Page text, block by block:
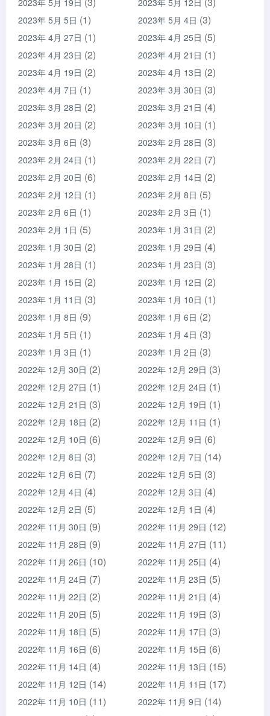
2023年 5月 19日 2023年 5月 12日
2023年 5月 5日 (1) 2023年 5月 4日 (3)
2023年 4月 27日 (1) 2023年 4月 25日 (5)
2023年 4月 23日 (2) 2023年 4月 21日 (1)
2023年 4月 19日 (2) 2023年 4月 13日 (2)
2023年 4月 7日 (1) 2023年 3月 30日 (3)
2023年 3月 28日 (2) 2023年 3月 21日 (4)
2023年 3月 20日 (2) 2023年 3月 10日 (1)
2023年 3月 6日 (3) 2023年 2月 28日 (3)
2023年 2月 24日 (1) 2023年 2月 22日 (7)
2023年 2月 20日 (6) 2023年 2月 14日 (2)
2023年 2月 12日 (1) 2023年 2月 8日 (5)
2023年 2月 6日 (1) 2023年 2月 3日 (1)
2023年 2月 1日 (5) 2023年 1月 31日 (2)
2023年 1月 30日 (2) 2023年 1月 29日 (4)
2023年 1月 28日 (1) 2023年 1月 23日 (3)
2023年 1月 15日 (2) 2023年 1月 12日 (2)
2023年 1月 11日 (3) 2023年 1月 10日 (1)
2023年 1月 8日 (9) 2023年 1月 6日 (2)
2023年 1月 5日 (1) 2023年 1月 4日 (3)
2023年 1月 3日 (1) 2023年 1月 2日 (3)
2022年 12月 30日 (2) 2022年 12月 29日 (3)
2022年 12月 27日 (1) 2022年 12月 24日 (1)
2022年 12月 21日 (3) 2022年 12月 19日 (1)
2022年 12月 18日 (2) 2022年 12月 11日 (1)
2022年 12月 10日 (6) 2022年 12月 9日 (6)
2022年 12月 8日 (3) 2022年 12月 7日 (14)
2022年 12月 6日 (7) 2022年 12月 5日 (3)
2022年 12月 4日 (4) 2022年 12月 3日 (4)
2022年 12月 2日 (5) 2022年 12月 1日 (4)
2022年 11月 30日 (9) 2022年 11月 29日 (12)
2022年 11月 28日 (9) 2022年 11月 27日 (11)
2022年 11月 26日 (10) 2022年 11月 25日 (4)
2022年 11月 24日 (7) 2022年 11月 23日 (5)
2022年 11月 22日 (2) 2022年 11月 21日 (4)
2022年 11月 20日 (5) 2022年 11月 19日 (3)
2022年 11月 18日 (5) 2022年 11月 17日 (3)
2022年 11月 16日 (6) 2022年 11月 15日 (6)
2022年 11月 14日 (4) 2022年 11月 13日 (15)
2022年 11月 12日 (14) 2022年 11月 11日 (17)
2022年 11月 10日 (11) 2022年 11月 9日 (14)